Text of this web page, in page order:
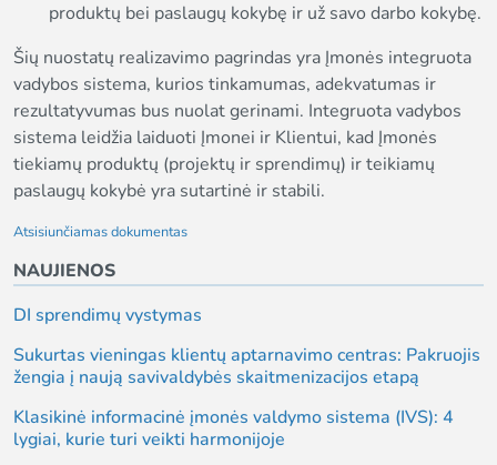
produktų bei paslaugų kokybę ir už savo darbo kokybę.
Šių nuostatų realizavimo pagrindas yra Įmonės integruota
vadybos sistema, kurios tinkamumas, adekvatumas ir
rezultatyvumas bus nuolat gerinami. Integruota vadybos
sistema leidžia laiduoti Įmonei ir Klientui, kad Įmonės
tiekiamų produktų (projektų ir sprendimų) ir teikiamų
paslaugų kokybė yra sutartinė ir stabili.
Atsisiunčiamas dokumentas
NAUJIENOS
DI sprendimų vystymas
Sukurtas vieningas klientų aptarnavimo centras: Pakruojis
žengia į naują savivaldybės skaitmenizacijos etapą
Klasikinė informacinė įmonės valdymo sistema (IVS): 4
lygiai, kurie turi veikti harmonijoje